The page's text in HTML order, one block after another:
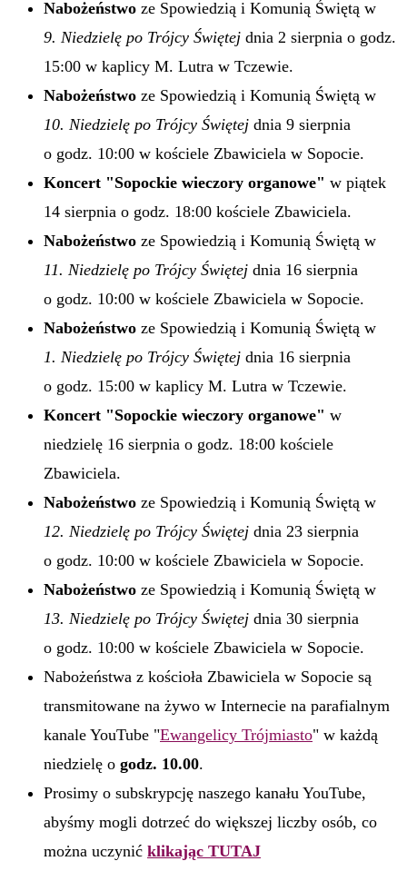
Nabożeństwo ze Spowiedzią i Komunią Świętą w
9. Niedzielę po Trójcy Świętej dnia 2 sierpnia o godz.
15:00 w kaplicy M. Lutra w Tczewie.
Nabożeństwo ze Spowiedzią i Komunią Świętą w
10. Niedzielę po Trójcy Świętej dnia 9 sierpnia
o godz. 10:00 w kościele Zbawiciela w Sopocie.
Koncert "Sopockie wieczory organowe" w piątek
14 sierpnia o godz. 18:00 kościele Zbawiciela.
Nabożeństwo ze Spowiedzią i Komunią Świętą w
11. Niedzielę po Trójcy Świętej dnia 16 sierpnia
o godz. 10:00 w kościele Zbawiciela w Sopocie.
Nabożeństwo ze Spowiedzią i Komunią Świętą w
1. Niedzielę po Trójcy Świętej dnia 16 sierpnia
o godz. 15:00 w kaplicy M. Lutra w Tczewie.
Koncert "Sopockie wieczory organowe" w
niedzielę 16 sierpnia o godz. 18:00 kościele
Zbawiciela.
Nabożeństwo ze Spowiedzią i Komunią Świętą w
12. Niedzielę po Trójcy Świętej dnia 23 sierpnia
o godz. 10:00 w kościele Zbawiciela w Sopocie.
Nabożeństwo ze Spowiedzią i Komunią Świętą w
13. Niedzielę po Trójcy Świętej dnia 30 sierpnia
o godz. 10:00 w kościele Zbawiciela w Sopocie.
Nabożeństwa z kościoła Zbawiciela w Sopocie są
transmitowane na żywo w Internecie na parafialnym
kanale YouTube "Ewangelicy Trójmiasto" w każdą
niedzielę o godz. 10.00.
Prosimy o subskrypcję naszego kanału YouTube,
abyśmy mogli dotrzeć do większej liczby osób, co
można uczynić klikając TUTAJ